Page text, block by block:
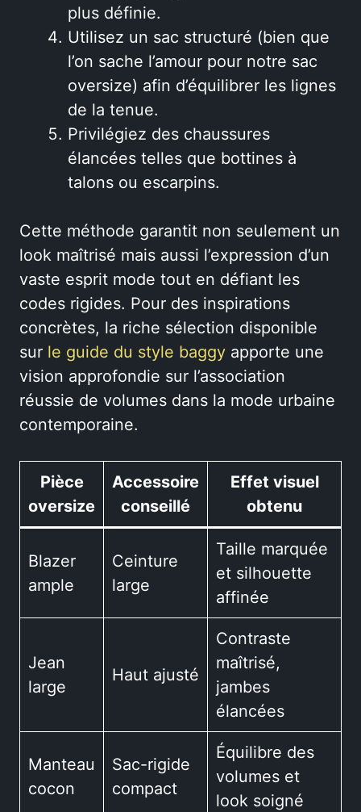
plus définie.
Utilisez un sac structuré (bien que
l’on sache l’amour pour notre sac
oversize) afin d’équilibrer les lignes
de la tenue.
Privilégiez des chaussures
élancées telles que bottines à
talons ou escarpins.
Cette méthode garantit non seulement un
look maîtrisé mais aussi l’expression d’un
vaste esprit mode tout en défiant les
codes rigides. Pour des inspirations
concrètes, la riche sélection disponible
sur le guide du style baggy apporte une
vision approfondie sur l’association
réussie de volumes dans la mode urbaine
contemporaine.
Pièce
oversize
Accessoire
conseillé
Effet visuel
obtenu
Blazer
ample
Ceinture
large
Taille marquée
et silhouette
affinée
Jean
large
Haut ajusté
Contraste
maîtrisé,
jambes
élancées
Manteau
cocon
Sac-rigide
compact
Équilibre des
volumes et
look soigné